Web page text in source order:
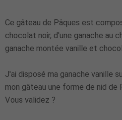
Ce gâteau de Pâques est
chocolat noir, d'une ganache au
ganache montée vanille et
J'ai disposé ma ganache vanille
mon gâteau une forme de nid de
Vous validez ?